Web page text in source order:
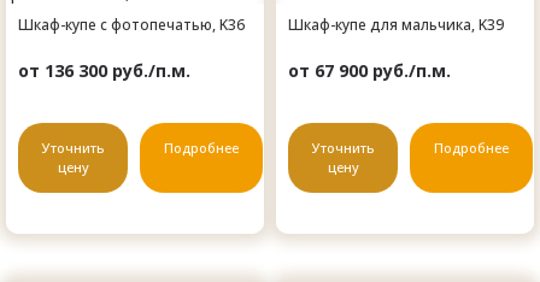
Шкаф-купе с фотопечатью, K36
от 136 300 руб./п.м.
Уточнить
цену
Подробнее
Шкаф-купе для мальчика, K39
от 67 900 руб./п.м.
Уточнить
цену
Подробнее